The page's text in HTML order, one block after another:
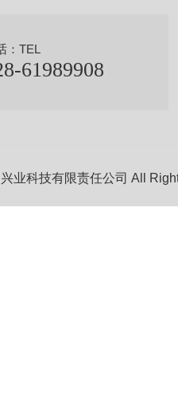
：TEL
61989908
业科技有限责任公司 All